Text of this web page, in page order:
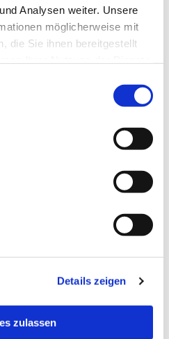
Analysen weiter. Unsere
möglicherweise mit
die Sie ihnen bereitgestellt
Details zeigen
zulassen
Sie auch